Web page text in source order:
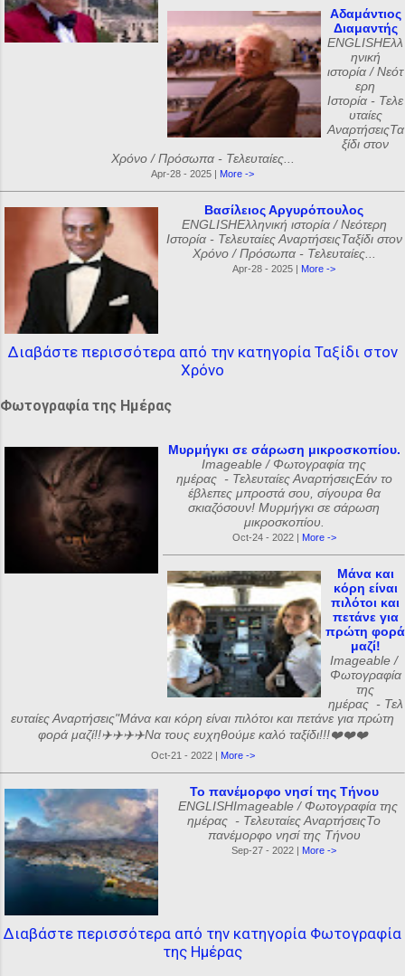
Αδαμάντιος
Διαμαντής
ENGLISHΕλλ
ηνική
ιστορία / Νεότ
ερη
Ιστορία - Τελε
υταίες
ΑναρτήσειςΤα
ξίδι στον
Χρόνο / Πρόσωπα - Τελευταίες...
Apr-28 - 2025 | More ->
Βασίλειος Αργυρόπουλος
ENGLISHΕλληνική ιστορία / Νεότερη
Ιστορία - Τελευταίες ΑναρτήσειςΤαξίδι στον
Χρόνο / Πρόσωπα - Τελευταίες...
Apr-28 - 2025 | More ->
Διαβάστε περισσότερα από την κατηγορία Ταξίδι στον
Χρόνο
Φωτογραφία της Ημέρας
Μυρμήγκι σε σάρωση μικροσκοπίου.
Imageable / Φωτογραφία της
ημέρας - Τελευταίες ΑναρτήσειςΕάν το
έβλεπες μπροστά σου, σίγουρα θα
σκιαζόσουν! Μυρμήγκι σε σάρωση
μικροσκοπίου.
Oct-24 - 2022 | More ->
Μάνα και
κόρη είναι
πιλότοι και
πετάνε για
πρώτη φορά
μαζί!
Imageable /
Φωτογραφία
της
ημέρας - Τελ
ευταίες Αναρτήσεις"Μάνα και κόρη είναι πιλότοι και πετάνε για πρώτη
φορά μαζί!!✈️✈️✈️✈️Να τους ευχηθούμε καλό ταξίδι!!!❤️❤️❤️
Oct-21 - 2022 | More ->
Το πανέμορφο νησί της Τήνου
ENGLISHImageable / Φωτογραφία της
ημέρας - Τελευταίες ΑναρτήσειςΤο
πανέμορφο νησί της Τήνου
Sep-27 - 2022 | More ->
Διαβάστε περισσότερα από την κατηγορία Φωτογραφία
της Ημέρας